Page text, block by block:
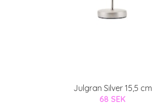
Julgran Silver 15,5 cm
68 SEK